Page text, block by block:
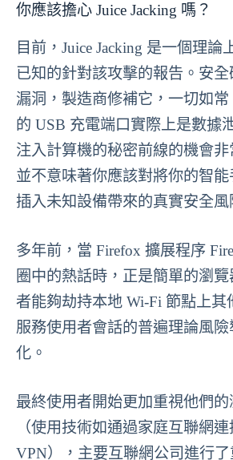
你應該擔心 Juice Jacking 嗎？
目前，Juice Jacking 是一個理論
已知的針對該攻擊的報告。安
漏洞，製造商修補它，一切如
的 USB 充電端口實際上是數據
注入計算機的秘密前線的機會
並不意味著你應該對將你的智
插入未知設備帶來的真實安全風
多年前，當 Firefox 擴展程序
圈中的熱話時，正是簡單的瀏
者能夠劫持本地 Wi-Fi 節點上其
服務使用者會話的普遍理論風
化。
最終使用者開始更加重視他們
（使用技術如通過家庭互聯網
VPN），主要互聯網公司進行